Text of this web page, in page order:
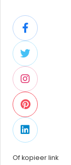
Of kopieer link